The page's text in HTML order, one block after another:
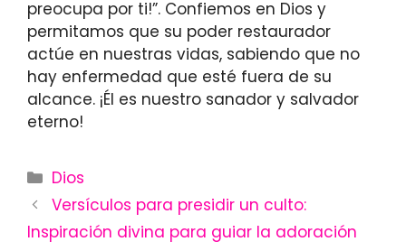
preocupa por ti!”. Confiemos en Dios y
permitamos que su poder restaurador
actúe en nuestras vidas, sabiendo que no
hay enfermedad que esté fuera de su
alcance. ¡Él es nuestro sanador y salvador
eterno!
Categories
Dios
Versículos para presidir un culto:
Inspiración divina para guiar la adoración